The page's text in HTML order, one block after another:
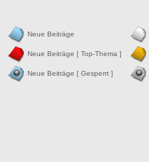
Neue Beiträge
Neue Beiträge [ Top-Thema ]
Neue Beiträge [ Gesperrt ]